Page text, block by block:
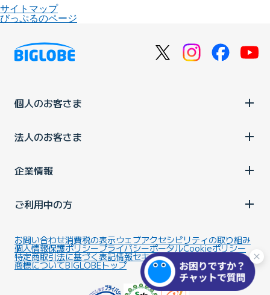
サイトマップ
びっぷるのページ
個人のお客さま
法人のお客さま
企業情報
ご利用中の方
お問い合わせ消費税の表示ウェブアクセシビリティの取り組み
個人情報保護ポリシープライバシーポータルCookieポリシー
特定商取引法に基づく表記情報セキュリティ基本方針
商標についてBIGLOBEトップ